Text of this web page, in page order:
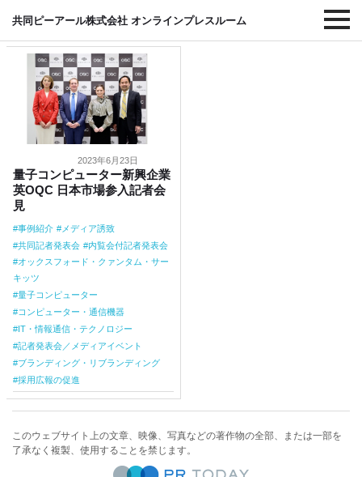
共同ピーアール株式会社 オンラインプレスルーム
#共同記者発表会
2023年6月23日
量子コンピューター新興企業
英OQC 日本市場参入記者会
見
事例紹介
メディア誘致
共同記者発表会
内覧会付記者発表会
オックスフォード・クァンタム・サー
キッツ
量子コンピューター
コンピューター・通信機器
IT・情報通信・テクノロジー
記者発表会／メディアイベント
ブランディング・リブランディング
採用広報の促進
このウェブサイト上の文章、映像、写真などの著作物の全部、または一部を
了承なく複製、使用することを禁じます。